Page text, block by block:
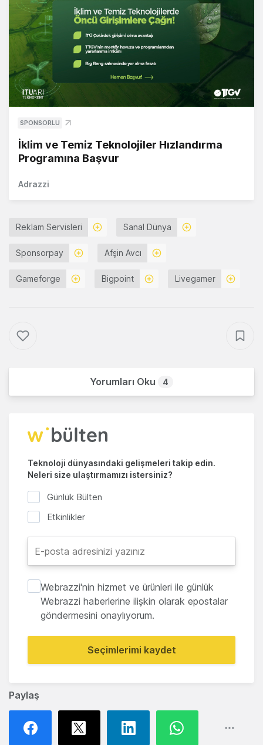
Paylaş
SPONSORLU
İklim ve Temiz Teknolojiler Hızlandırma
Programına Başvur
Adrazzi
Reklam Servisleri Sanal Dünya
Sponsorpay Afşin Avcı
Gameforge Bigpoint Livegamer
Yorumları Oku 4
Teknoloji dünyasındaki gelişmeleri takip edin.
Neleri size ulaştırmamızı istersiniz?
Günlük Bülten
Etkinlikler
Webrazzi'nin hizmet ve ürünleri ile günlük
Webrazzi haberlerine ilişkin olarak epostalar
göndermesini onaylıyorum.
Seçimlerimi kaydet